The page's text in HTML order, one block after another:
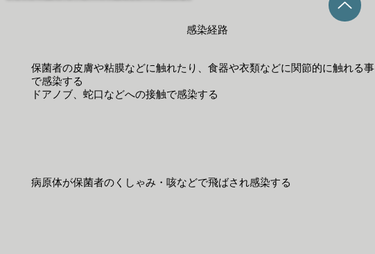
感染経路
保菌者の皮膚や粘膜などに触れたり、食器や衣類などに関節的に触れる事
で感染する
ドアノブ、蛇口などへの接触で感染する
病原体が保菌者のくしゃみ・咳などで飛ばされ感染する